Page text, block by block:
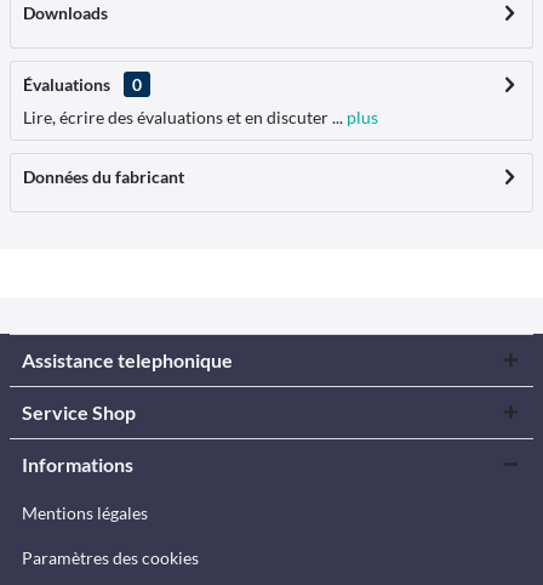
Downloads
Évaluations
0
Lire, écrire des évaluations et en discuter ... plus
Données du fabricant
Assistance telephonique
Service Shop
Informations
Mentions légales
Paramètres des cookies